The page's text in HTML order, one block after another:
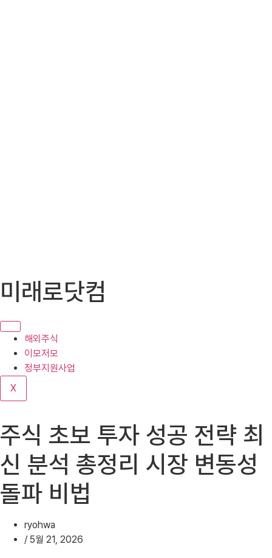
텐
로
기
미래로닷컴
해외주식
이모저모
정부지원사업
X
주식 초보 투자 성공 전략 최
신 분석 총정리 시장 변동성
돌파 비법
ryohwa
/ 5월 21, 2026